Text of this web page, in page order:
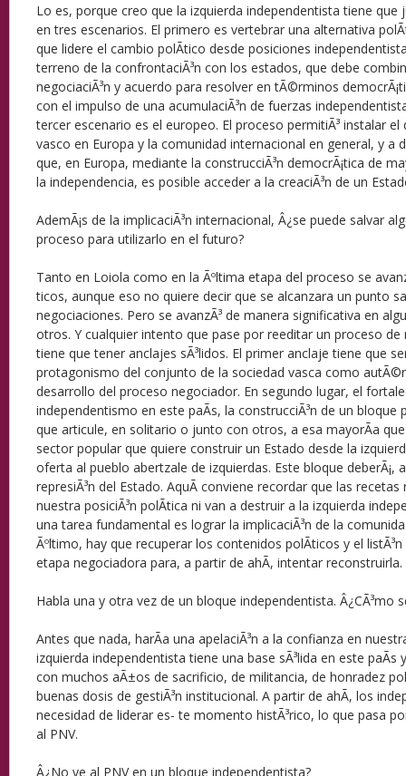
Lo es, porque creo que la izquierda independentista tiene
en tres escenarios. El primero es vertebrar una alternativa
que lidere el cambio polÃ­tico desde posiciones
terreno de la confrontaciÃ³n con los estados, que debe
negociaciÃ³n y acuerdo para resolver en tÃ©rminos
con el impulso de una acumulaciÃ³n de fuerzas
tercer escenario es el europeo. El proceso permitiÃ³ instalar
vasco en Europa y la comunidad internacional en general, y a
que, en Europa, mediante la construcciÃ³n democrÃ¡tica de
la independencia, es posible acceder a la creaciÃ³n de un
AdemÃ¡s de la implicaciÃ³n internacional, Â¿se puede salvar
proceso para utilizarlo en el futuro?
Tanto en Loiola como en la Ãºltima etapa del proceso se
ticos, aunque eso no quiere decir que se alcanzara un punto
negociaciones. Pero se avanzÃ³ de manera significativa en
otros. Y cualquier intento que pase por reeditar un proceso de
tiene que tener anclajes sÃ³lidos. El primer anclaje tiene que
protagonismo del conjunto de la sociedad vasca como
desarrollo del proceso negociador. En segundo lugar, el
independentismo en este paÃ­s, la construcciÃ³n de un bloque
que articule, en solitario o junto con otros, a esa mayorÃ­a
sector popular que quiere construir un Estado desde la
oferta al pueblo abertzale de izquierdas. Este bloque deberÃ¡,
represiÃ³n del Estado. AquÃ­ conviene recordar que las
nuestra posiciÃ³n polÃ­tica ni van a destruir a la izquierda
una tarea fundamental es lograr la implicaciÃ³n de la
Ãºltimo, hay que recuperar los contenidos polÃ­ticos y el listÃ³n
etapa negociadora para, a partir de ahÃ­, intentar reconstruirla.
Habla una y otra vez de un bloque independentista. Â¿CÃ³mo
Antes que nada, harÃ­a una apelaciÃ³n a la confianza en
izquierda independentista tiene una base sÃ³lida en este paÃ­s
con muchos aÃ±os de sacrificio, de militancia, de honradez
buenas dosis de gestiÃ³n institucional. A partir de ahÃ­, los
necesidad de liderar es- te momento histÃ³rico, lo que pasa
al PNV.
Â¿No ve al PNV en un bloque independentista?